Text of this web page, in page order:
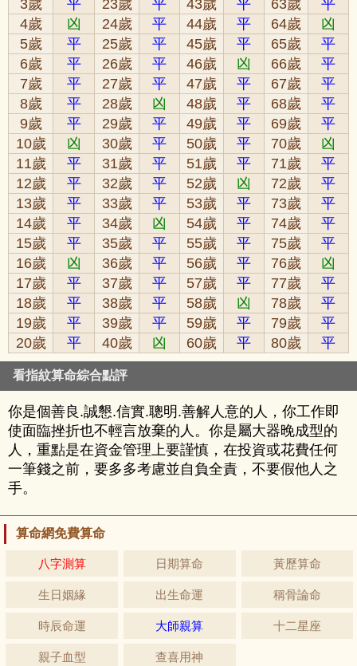
3歲 平 23歲 平 43歲 平 63歲
平
4歲
凶 24歲 平 44歲 平 64歲
凶
5歲
平 25歲 平 45歲 平 65歲
平
6歲
平 26歲 平 46歲 凶 66歲
平
7歲
平 27歲 平 47歲 平 67歲
平
8歲
平 28歲 凶 48歲 平 68歲
平
9歲
平 29歲 平 49歲 平 69歲
平
10歲
凶 30歲 平 50歲 平 70歲
凶
11歲
平 31歲 平 51歲 平 71歲
平
12歲
平 32歲 平 52歲 凶 72歲
平
13歲
平 33歲 平 53歲 平 73歲
平
14歲
平 34歲 凶 54歲 平 74歲
平
15歲
平 35歲 平 55歲 平 75歲
平
16歲
凶 36歲 平 56歲 平 76歲
凶
17歲
平 37歲 平 57歲 平 77歲
平
18歲
平 38歲 平 58歲 凶 78歲
平
19歲
平 39歲 平 59歲 平 79歲
平
20歲
平 40歲 凶 60歲 平 80歲 平
看指紋算命綜合點評
你是個善良.誠懇.信實.聰明.善解人意的人，你工作即
使面臨挫折也不輕言放棄的人。你是屬大器晚成型的
人，重點是在資金管理上要謹慎，在投資或花費任何
一筆錢之前，要多多考慮並自負全責，不要假他人之
手。
算命網免費算命
八字測算 日期算命 黃歷算命
生日姻緣 出生命運 稱骨論命
時辰命運 大師親算 十二星座
親子血型 查喜用神